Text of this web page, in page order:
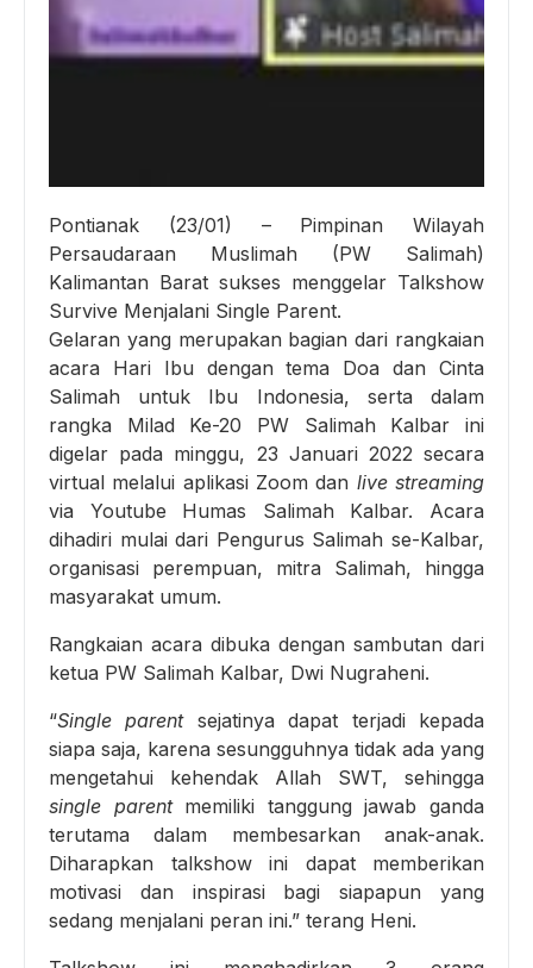
Pontianak (23/01) – Pimpinan Wilayah
Persaudaraan Muslimah (PW Salimah)
Kalimantan Barat sukses menggelar Talkshow
Survive Menjalani Single Parent.
Gelaran yang merupakan bagian dari rangkaian
acara Hari Ibu dengan tema Doa dan Cinta
Salimah untuk Ibu Indonesia, serta dalam
rangka Milad Ke-20 PW Salimah Kalbar ini
digelar pada minggu, 23 Januari 2022 secara
virtual melalui aplikasi Zoom dan live streaming
via Youtube Humas Salimah Kalbar. Acara
dihadiri mulai dari Pengurus Salimah se-Kalbar,
organisasi perempuan, mitra Salimah, hingga
masyarakat umum.
Rangkaian acara dibuka dengan sambutan dari
ketua PW Salimah Kalbar, Dwi Nugraheni.
“Single parentsejatinya dapat terjadi kepada
siapa saja, karena sesungguhnya tidak ada yang
mengetahui kehendak Allah SWT, sehingga
single parentmemiliki tanggung jawab ganda
terutama dalam membesarkan anak-anak.
Diharapkan talkshow ini dapat memberikan
motivasi dan inspirasi bagi siapapun yang
sedang menjalani peran ini.” terang Heni.